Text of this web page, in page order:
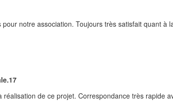
notre association. Toujours très satisfait quant
réalisation de ce projet. Correspondance très rapide